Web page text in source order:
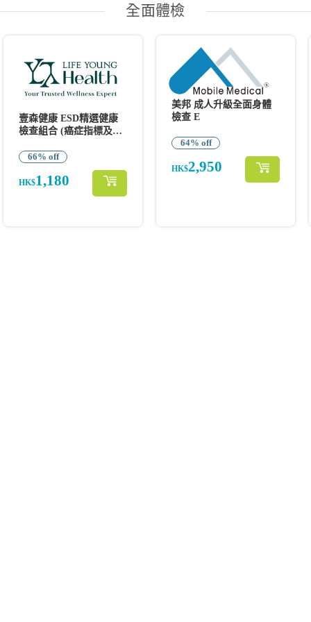
全面體檢
壹森健康 ESD精選健康
檢查組合 (癌症指標及
66% off
HK$1,180
美邦 成人升級全面身體
檢查 E
64% off
HK$2,950